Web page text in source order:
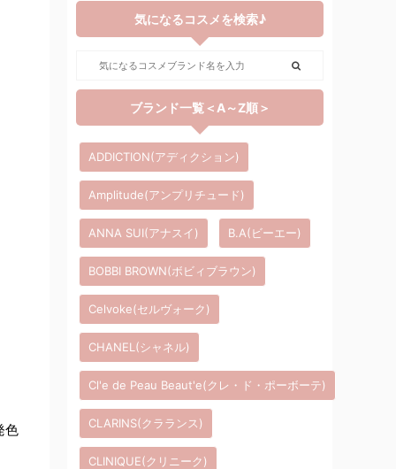
色
気になるコスメを検索♪
ブランド一覧＜A～Z順＞
ADDICTION(アディクション)
Amplitude(アンプリチュード)
ANNA SUI(アナスイ) B.A(ビーエー)
BOBBI BROWN(ボビィブラウン)
Celvoke(セルヴォーク)
CHANEL(シャネル)
Cl'e de Peau Beaut'e(クレ・ド・ポーボーテ)
CLARINS(クラランス)
CLINIQUE(クリニーク)